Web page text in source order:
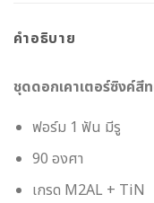
คำอธิบาย
ชุดดอกเคาเตอร์ซิงค์สี
ฟอร์ม 1 ฟัน มีรู
90 องศา
เกรด M2AL + TiN